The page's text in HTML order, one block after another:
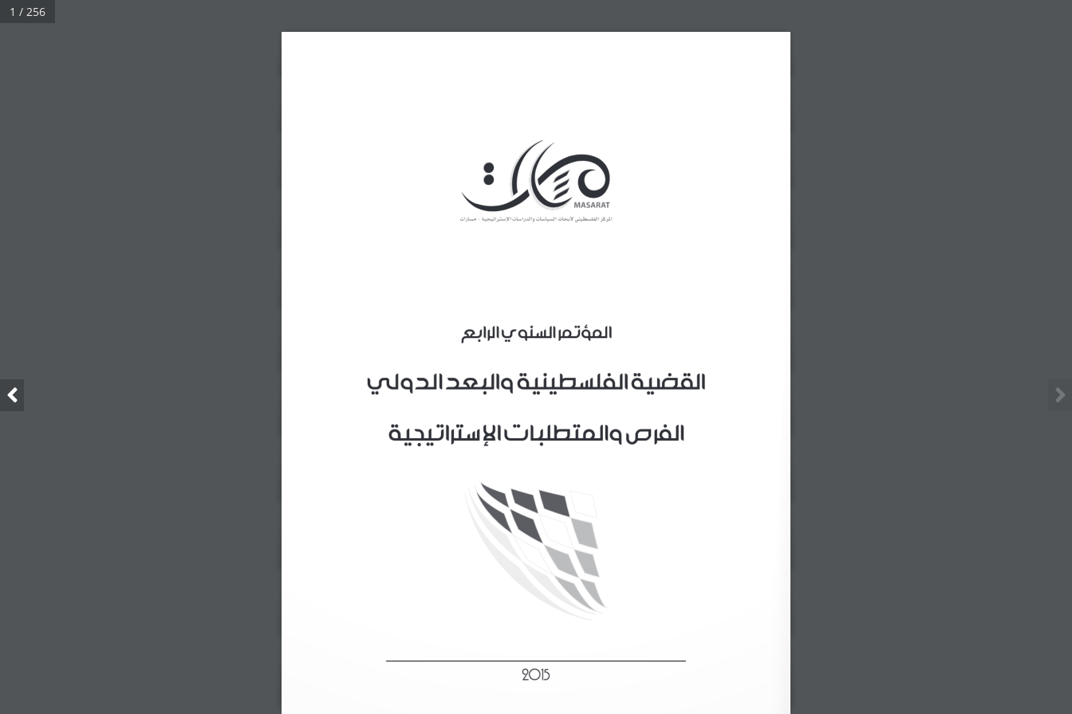
Real 3D Flipbook has lightbox feature - book can be displayed in the same page with lightbox effect.
2015
المؤتمر السنوي الرابع
القضية الفلسطينية والبعد الدولي
الفرص والمتطلبات الإستراتيجية
1 / 256